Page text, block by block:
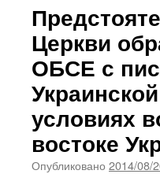
Церкви
ОБСЕ с
условиях
востоке
Опубликовано 2014/08/